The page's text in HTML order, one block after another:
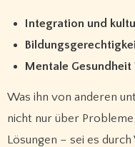
Integration und
Mentale
Was ihn von anderen
nicht nur über
Lösungen – sei es